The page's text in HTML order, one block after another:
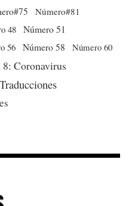
Número#81
48 Número 51
56 Número 58
Número 60
Coronavirus
Traducciones